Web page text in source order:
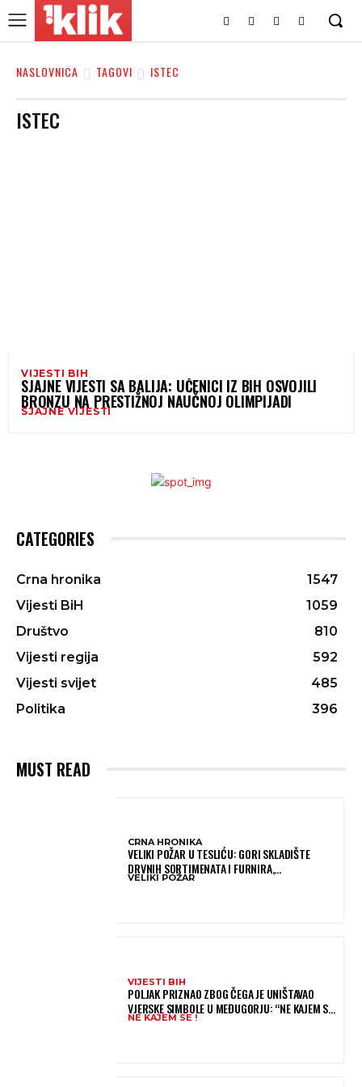
NASLOVNICA TAGOVI ISTEC
ISTEC
VIJESTI BIH
SJAJNE VIJESTI SA BALIJA: UČENICI IZ BIH OSVOJILI
BRONZU NA PRESTIŽNOJ NAUČNOJ OLIMPIJADI
SJAJNE VIJESTI
CATEGORIES
Crna hronika
1547
Vijesti BiH
1059
Društvo
810
Vijesti regija
592
Vijesti svijet
485
Politika
396
MUST READ
CRNA HRONIKA
VELIKI POŽAR U TESLIĆU: GORI SKLADIŠTE
DRVNIH SORTIMENATA I FURNIRA,
VATROGASCIMA STIŽE POMOĆ IZ VIŠE GRADOVA
VELIKI POŽAR
VIJESTI BIH
POLJAK PRIZNAO ZBOG ČEGA JE UNIŠTAVAO
VJERSKE SIMBOLE U MEĐUGORJU: “NE KAJEM SE I
PONOVIO BIH SVE”
NE KAJEM SE !